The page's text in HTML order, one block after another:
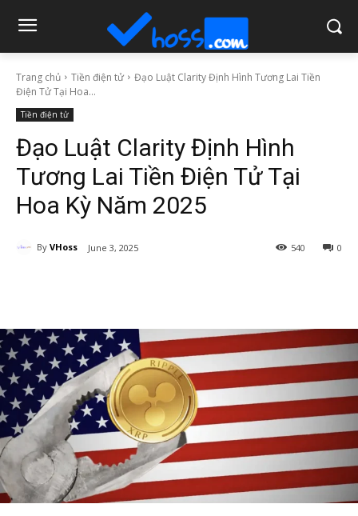
Trang chủ Tiền điện tử
Đạo Luật Clarity Định Hình Tương Lai Tiền
Điện Tử Tại Hoa...
Tiền điện tử
Đạo Luật Clarity Định Hình
Tương Lai Tiền Điện Tử Tại
Hoa Kỳ Năm 2025
By VHoss June 3, 2025 0
540